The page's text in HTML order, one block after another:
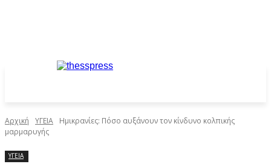
Αρχική ΥΓΕΙΑ
Ημικρανίες: Πόσο αυξάνουν τον κίνδυνο κολπικής
μαρμαρυγής
ΥΓΕΙΑ